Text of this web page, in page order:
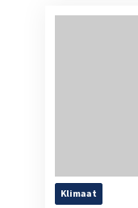
Klimaat